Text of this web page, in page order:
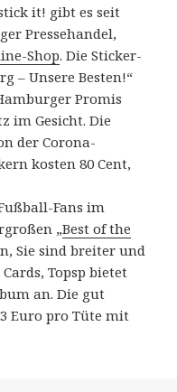
it! gibt es seit
Pressehandel,
Shop. Die Sticker-
– Unsere Besten!“
Promis
im Gesicht. Die
der Corona-
kosten 80 Cent,
Fans im
„Best of the
Sie sind breiter und
Topsp bietet
an. Die gut
Euro pro Tüte mit